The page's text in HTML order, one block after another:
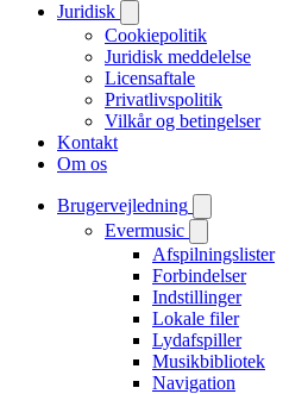
Juridisk
Cookiepolitik
Juridisk meddelelse
Licensaftale
Privatlivspolitik
Vilkår og betingelser
Kontakt
Om os
Brugervejledning
Evermusic
Afspilningslister
Forbindelser
Indstillinger
Lokale filer
Lydafspiller
Musikbibliotek
Navigation